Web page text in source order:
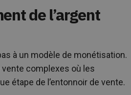
de l’argent
à un modèle de monétisation.
complexes où les
étape de l’entonnoir de vente.